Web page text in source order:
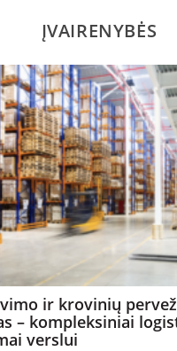
ĮVAIRENYBĖS
ir krovinių
– kompleksiniai
verslui